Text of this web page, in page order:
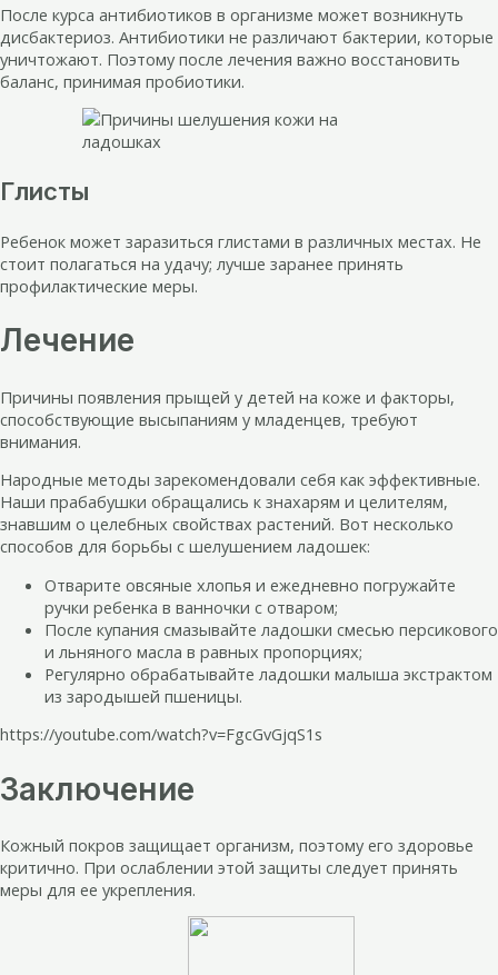
После курса антибиотиков в организме может возникнуть
дисбактериоз. Антибиотики не различают бактерии, которые
уничтожают. Поэтому после лечения важно восстановить
баланс, принимая пробиотики.
Глисты
Ребенок может заразиться глистами в различных местах. Не
стоит полагаться на удачу; лучше заранее принять
профилактические меры.
Лечение
Причины появления прыщей у детей на коже и факторы,
способствующие высыпаниям у младенцев, требуют
внимания.
Народные методы зарекомендовали себя как эффективные.
Наши прабабушки обращались к знахарям и целителям,
знавшим о целебных свойствах растений. Вот несколько
способов для борьбы с шелушением ладошек:
Отварите овсяные хлопья и ежедневно погружайте
ручки ребенка в ванночки с отваром;
После купания смазывайте ладошки смесью персикового
и льняного масла в равных пропорциях;
Регулярно обрабатывайте ладошки малыша экстрактом
из зародышей пшеницы.
https://youtube.com/watch?v=FgcGvGjqS1s
Заключение
Кожный покров защищает организм, поэтому его здоровье
критично. При ослаблении этой защиты следует принять
меры для ее укрепления.